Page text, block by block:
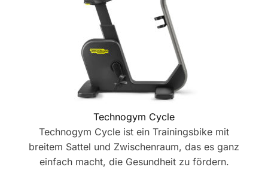
Technogym Cycle
Technogym Cycle ist ein Trainingsbike mit
breitem Sattel und Zwischenraum, das es ganz
einfach macht, die Gesundheit zu fördern.